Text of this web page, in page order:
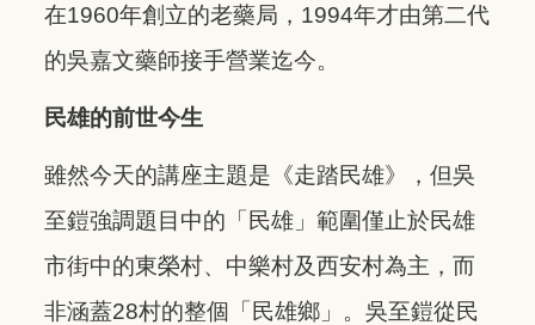
在1960年創立的老藥局，1994年才由第二代
的吳嘉文藥師接手營業迄今。
民雄的前世今生
雖然今天的講座主題是《走踏民雄》，但吳
至鎧強調題目中的「民雄」範圍僅止於民雄
市街中的東榮村、中樂村及西安村為主，而
非涵蓋28村的整個「民雄鄉」。吳至鎧從民